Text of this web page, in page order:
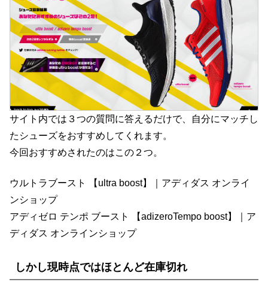
サイト内では３つの質問に答えるだけで、自分にマッチし
たシューズをおすすめしてくれます。
今回おすすめされたのはこの２つ。
ウルトラブースト 【ultra boost】｜アディダス オンライ
ンショップ
アディゼロ テンポ ブースト 【adizeroTempo boost】｜ア
ディダス オンラインショップ
しかし現時点ではほとんど在庫切れ